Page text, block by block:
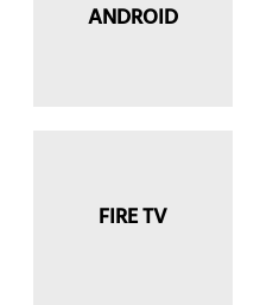
ANDROID
FIRE TV